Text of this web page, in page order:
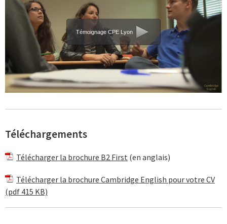
Témoignage CPE Lyon
Téléchargements
Télécharger la brochure B2 First (en anglais)
Télécharger la brochure Cambridge English pour votre CV
(pdf 415 KB)